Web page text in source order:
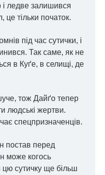
ледве залишився
тільки початок.
під час сутички, і
Так саме, як не
в Куґе, в селищі, де
тож Дайґо тепер
людські жертви.
спецпризначенців.
постав перед
може когось
сутичку ще більш